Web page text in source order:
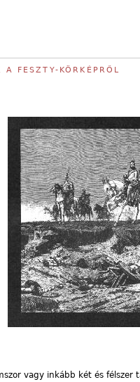
A FESZTY-KÖRKÉPRŐL
vagy inkább két és